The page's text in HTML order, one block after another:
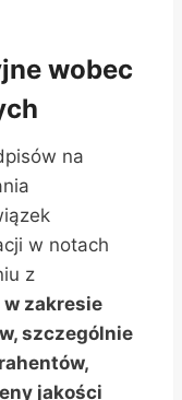
wobec
na
w notach
z
zakresie
szczególnie
jakości